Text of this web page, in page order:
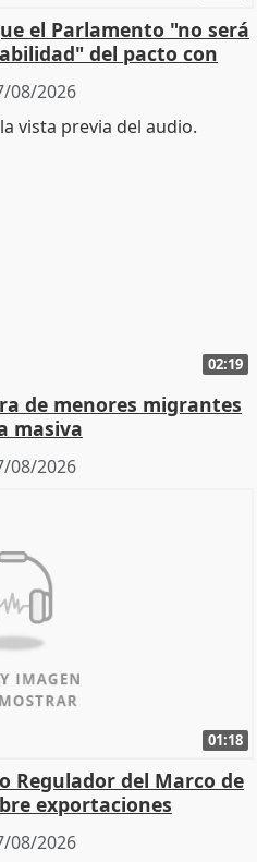
el Parlamento "no será
del pacto con
08/2026
02:19
de menores migrantes
masiva
08/2026
01:18
Regulador del Marco de
exportaciones
08/2026